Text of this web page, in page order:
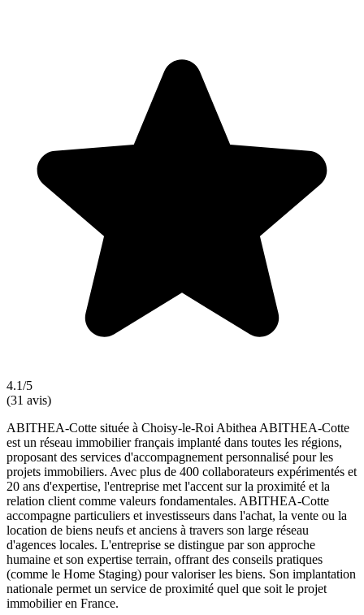
4.1/5
(31 avis)
ABITHEA-Cotte située à Choisy-le-Roi Abithea ABITHEA-Cotte
est un réseau immobilier français implanté dans toutes les régions,
proposant des services d'accompagnement personnalisé pour les
projets immobiliers. Avec plus de 400 collaborateurs expérimentés et
20 ans d'expertise, l'entreprise met l'accent sur la proximité et la
relation client comme valeurs fondamentales. ABITHEA-Cotte
accompagne particuliers et investisseurs dans l'achat, la vente ou la
location de biens neufs et anciens à travers son large réseau
d'agences locales. L'entreprise se distingue par son approche
humaine et son expertise terrain, offrant des conseils pratiques
(comme le Home Staging) pour valoriser les biens. Son implantation
nationale permet un service de proximité quel que soit le projet
immobilier en France.